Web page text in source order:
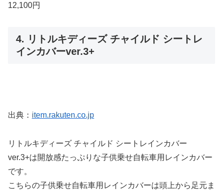
12,100円
4. リトルキディーズ チャイルド シートレ
インカバーver.3+
出典： item.rakuten.co.jp
リトルキディーズ チャイルド シートレインカバー
ver.3+は開放感たっぷりな子供乗せ自転車用レインカバー
です。
こちらの子供乗せ自転車用レインカバーは頭上から足元ま